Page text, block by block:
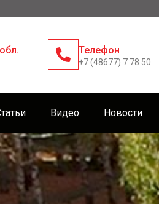
Телефон
+7 (48677) 7 78 50
Видео Новости